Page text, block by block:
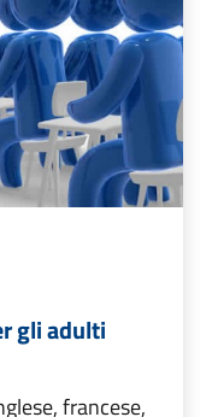
gli adulti
francese,